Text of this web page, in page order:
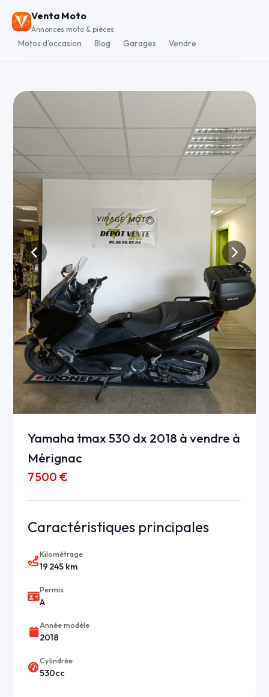
Venta Moto
Annonces moto & pièces
Motos d'occasion Blog Garages Vendre
Yamaha tmax 530 dx 2018 à vendre à
Mérignac
7 500 €
Caractéristiques principales
Kilométrage
19 245 km
Permis
A
Année modèle
2018
Cylindrée
530cc